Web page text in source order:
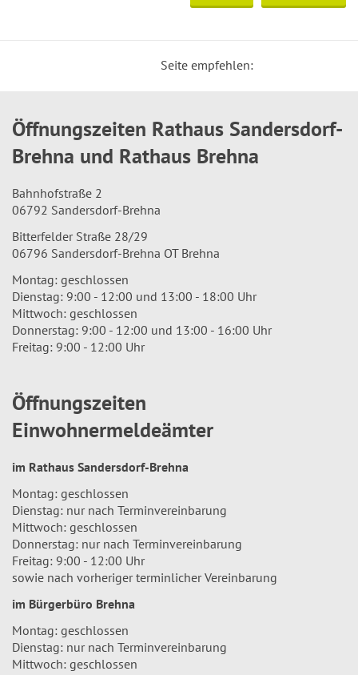
Seite empfehlen:
Öffnungszeiten Rathaus Sandersdorf-
Brehna und Rathaus Brehna
Bahnhofstraße 2
06792 Sandersdorf-Brehna
Bitterfelder Straße 28/29
06796 Sandersdorf-Brehna OT Brehna
Montag: geschlossen
Dienstag: 9:00 - 12:00 und 13:00 - 18:00 Uhr
Mittwoch: geschlossen
Donnerstag: 9:00 - 12:00 und 13:00 - 16:00 Uhr
Freitag: 9:00 - 12:00 Uhr
Öffnungszeiten
Einwohnermeldeämter
im Rathaus Sandersdorf-Brehna
Montag: geschlossen
Dienstag: nur nach Terminvereinbarung
Mittwoch: geschlossen
Donnerstag: nur nach Terminvereinbarung
Freitag: 9:00 - 12:00 Uhr
sowie nach vorheriger terminlicher Vereinbarung
im Bürgerbüro Brehna
Montag: geschlossen
Dienstag: nur nach Terminvereinbarung
Mittwoch: geschlossen